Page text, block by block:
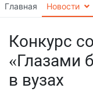
Главная Новости
Конкурс
«Глазами
в вузах